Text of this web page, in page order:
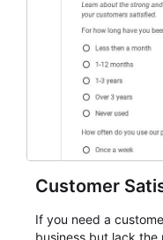
Customer
If you need a
business but lack the